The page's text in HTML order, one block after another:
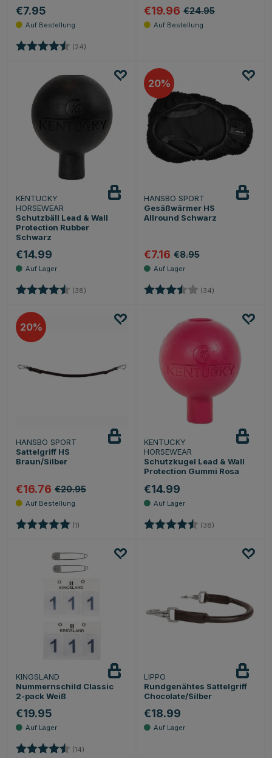
€7.95
Bewertung: (24)
€19.96 €24.95
KENTUCKY
HORSEWEAR
Schutzbäll Lead & Wall
Protection Rubber
Schwarz
€14.99
Bewertung: (38) 4.5 von 5 Sternen
20
HANSBO SPORT
Gesäßwärmer HS
Allround Schwarz
€7.16 €8.95
Bewertung: (34)
20
HANSBO SPORT
Sattelgriff HS
Braun/Silber
€16.76 €20.95
Bewertung: (1)
KENTUCKY
HORSEWEAR
Schutzkugel Lead & Wall
Protection Gummi Rosa
€14.99
Bewertung: (38)
KINGSLAND
Nummernschild Classic
2-pack Weiß
€19.95
Bewertung: (14)
LIPPO
Rundgenähtes Sattelgriff
Chocolate/Silber
€18.99